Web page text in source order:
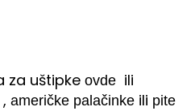
za uštipke ovde ili
, američke palačinke ili pite